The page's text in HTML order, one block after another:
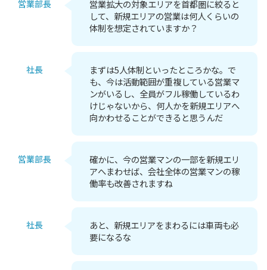
営業部長
営業拡大の対象エリアを首都圏に絞ると
して、新規エリアの営業は何人くらいの
体制を想定されていますか？
社長
まずは5人体制といったところかな。で
も、今は活動範囲が重複している営業マ
ンがいるし、全員がフル稼働しているわ
けじゃないから、何人かを新規エリアへ
向かわせることができると思うんだ
営業部長
確かに、今の営業マンの一部を新規エリ
アへまわせば、会社全体の営業マンの稼
働率も改善されますね
社長
あと、新規エリアをまわるには車両も必
要になるな